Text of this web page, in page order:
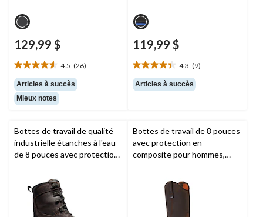
129,99 $
4.5 (26)
4.5
étoile(s)
sur
5.
évaluations
Articles à succès
Mieux notes
119,99 $
4.3 (9)
4.3
étoile(s)
sur
évaluations
Articles à succès
Bottes de travail de qualité
industrielle étanches à l'eau
de 8 pouces avec protection
Boondock,Timberland PRO
Bottes de travail de 8 pouces
avec protection en
composite pour hommes,